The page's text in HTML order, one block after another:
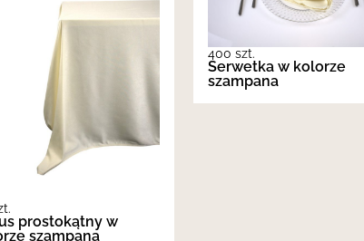
prostokątny w
szampana
400 szt.
Serwetka w kolorze
szampana